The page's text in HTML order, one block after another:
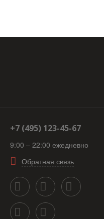
+7 (495) 123-45-67
9:00 – 22:00 ежедневно
Обратная связь